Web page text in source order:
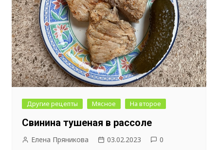
Другие рецепты Мясное На второе
Свинина тушеная в рассоле
Елена Пряникова 03.02.2023 0